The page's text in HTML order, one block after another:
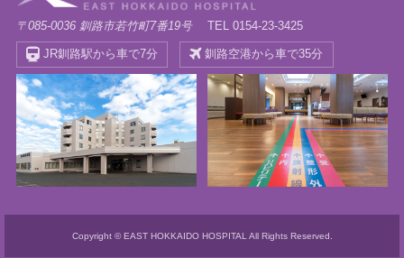
〒085-0036 釧路市若竹町7番19号 TEL 0154-23-3425
JR釧路駅から車で7分 釧路空港から車で35分
Copyright © EAST HOKKAIDO HOSPITAL All Rights Reserved.